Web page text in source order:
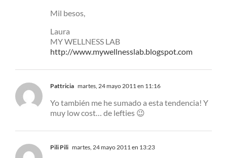
Mil besos,
Laura
MY WELLNESS LAB
http://www.mywellnesslab.blogspot.com
Pattricia martes, 24 mayo 2011 en 11:16
Yo también me he sumado a esta tendencia! Y
muy low cost… de lefties 😉
Pili Pili martes, 24 mayo 2011 en 13:23